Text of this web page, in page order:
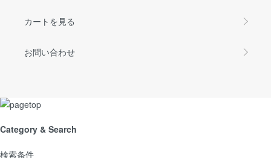
カートを見る
お問い合わせ
Category & Search
検索条件